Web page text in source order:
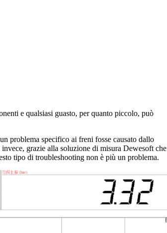
e qualsiasi guasto, per quanto piccolo, può
problema specifico ai freni fosse causato dallo
grazie alla soluzione di misura Dewesoft che
tipo di troubleshooting non è più un problema.